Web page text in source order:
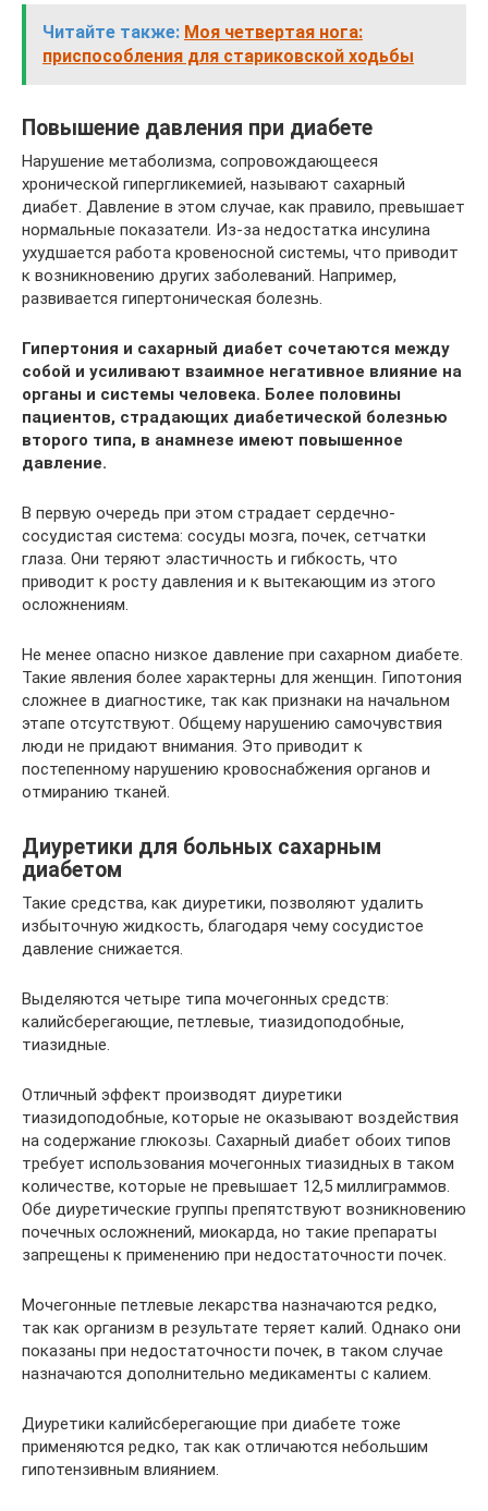
Читайте также: Моя четвертая нога:
приспособления для стариковской ходьбы
Повышение давления при диабете
Нарушение метаболизма, сопровождающееся
хронической гипергликемией, называют сахарный
диабет. Давление в этом случае, как правило, превышает
нормальные показатели. Из-за недостатка инсулина
ухудшается работа кровеносной системы, что приводит
к возникновению других заболеваний. Например,
развивается гипертоническая болезнь.
Гипертония и сахарный диабет сочетаются между
собой и усиливают взаимное негативное влияние на
органы и системы человека. Более половины
пациентов, страдающих диабетической болезнью
второго типа, в анамнезе имеют повышенное
давление.
В первую очередь при этом страдает сердечно-
сосудистая система: сосуды мозга, почек, сетчатки
глаза. Они теряют эластичность и гибкость, что
приводит к росту давления и к вытекающим из этого
осложнениям.
Не менее опасно низкое давление при сахарном диабете.
Такие явления более характерны для женщин. Гипотония
сложнее в диагностике, так как признаки на начальном
этапе отсутствуют. Общему нарушению самочувствия
люди не придают внимания. Это приводит к
постепенному нарушению кровоснабжения органов и
отмиранию тканей.
Диуретики для больных сахарным
диабетом
Такие средства, как диуретики, позволяют удалить
избыточную жидкость, благодаря чему сосудистое
давление снижается.
Выделяются четыре типа мочегонных средств:
калийсберегающие, петлевые, тиазидоподобные,
тиазидные.
Отличный эффект производят диуретики
тиазидоподобные, которые не оказывают воздействия
на содержание глюкозы. Сахарный диабет обоих типов
требует использования мочегонных тиазидных в таком
количестве, которые не превышает 12,5 миллиграммов.
Обе диуретические группы препятствуют возникновению
почечных осложнений, миокарда, но такие препараты
запрещены к применению при недостаточности почек.
Мочегонные петлевые лекарства назначаются редко,
так как организм в результате теряет калий. Однако они
показаны при недостаточности почек, в таком случае
назначаются дополнительно медикаменты с калием.
Диуретики калийсберегающие при диабете тоже
применяются редко, так как отличаются небольшим
гипотензивным влиянием.